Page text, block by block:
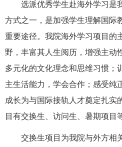
选派优秀学生赴海外学习是
方式之一，是加强学生理解国际
重要途径。我院海外学习项目的
野，丰富其人生阅历，增强主动
多元化的文化理念和思维习惯；
主生活能力，学会合作；感受纯
成长为与国际接轨人才奠定扎实
目有交换生、访问生、暑期项目
交换生项目为我院与外方相